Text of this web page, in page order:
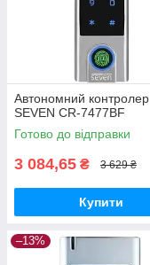
Автономний контролер
SEVEN CR-7477BF
Готово до відправки
3 084,65 ₴ 3 629 ₴
Купити
–13%